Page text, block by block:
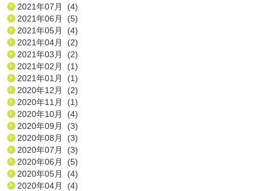
2021年07月 (4)
2021年06月 (5)
2021年05月 (4)
2021年04月 (2)
2021年03月 (2)
2021年02月 (1)
2021年01月 (1)
2020年12月 (2)
2020年11月 (1)
2020年10月 (4)
2020年09月 (3)
2020年08月 (3)
2020年07月 (3)
2020年06月 (5)
2020年05月 (4)
2020年04月 (4)